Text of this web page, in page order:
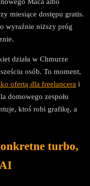
miesiące dostępu gratis.
wyraźnie niższy próg
działa w Chmurze
osób. To moment,
ofertą dla freelancera i
domowego zespołu
ktoś robi grafikę, a
turbo,